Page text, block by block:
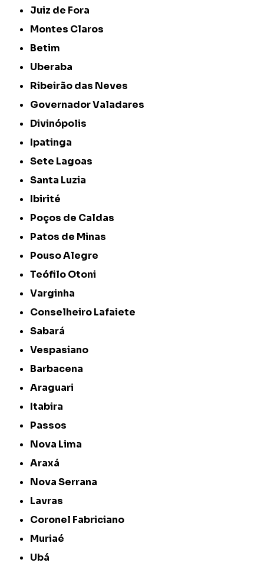
Juiz de Fora
Montes Claros
Betim
Uberaba
Ribeirão das Neves
Governador Valadares
Divinópolis
Ipatinga
Sete Lagoas
Santa Luzia
Ibirité
Poços de Caldas
Patos de Minas
Pouso Alegre
Teófilo Otoni
Varginha
Conselheiro Lafaiete
Sabará
Vespasiano
Barbacena
Araguari
Itabira
Passos
Nova Lima
Araxá
Nova Serrana
Lavras
Coronel Fabriciano
Muriaé
Ubá